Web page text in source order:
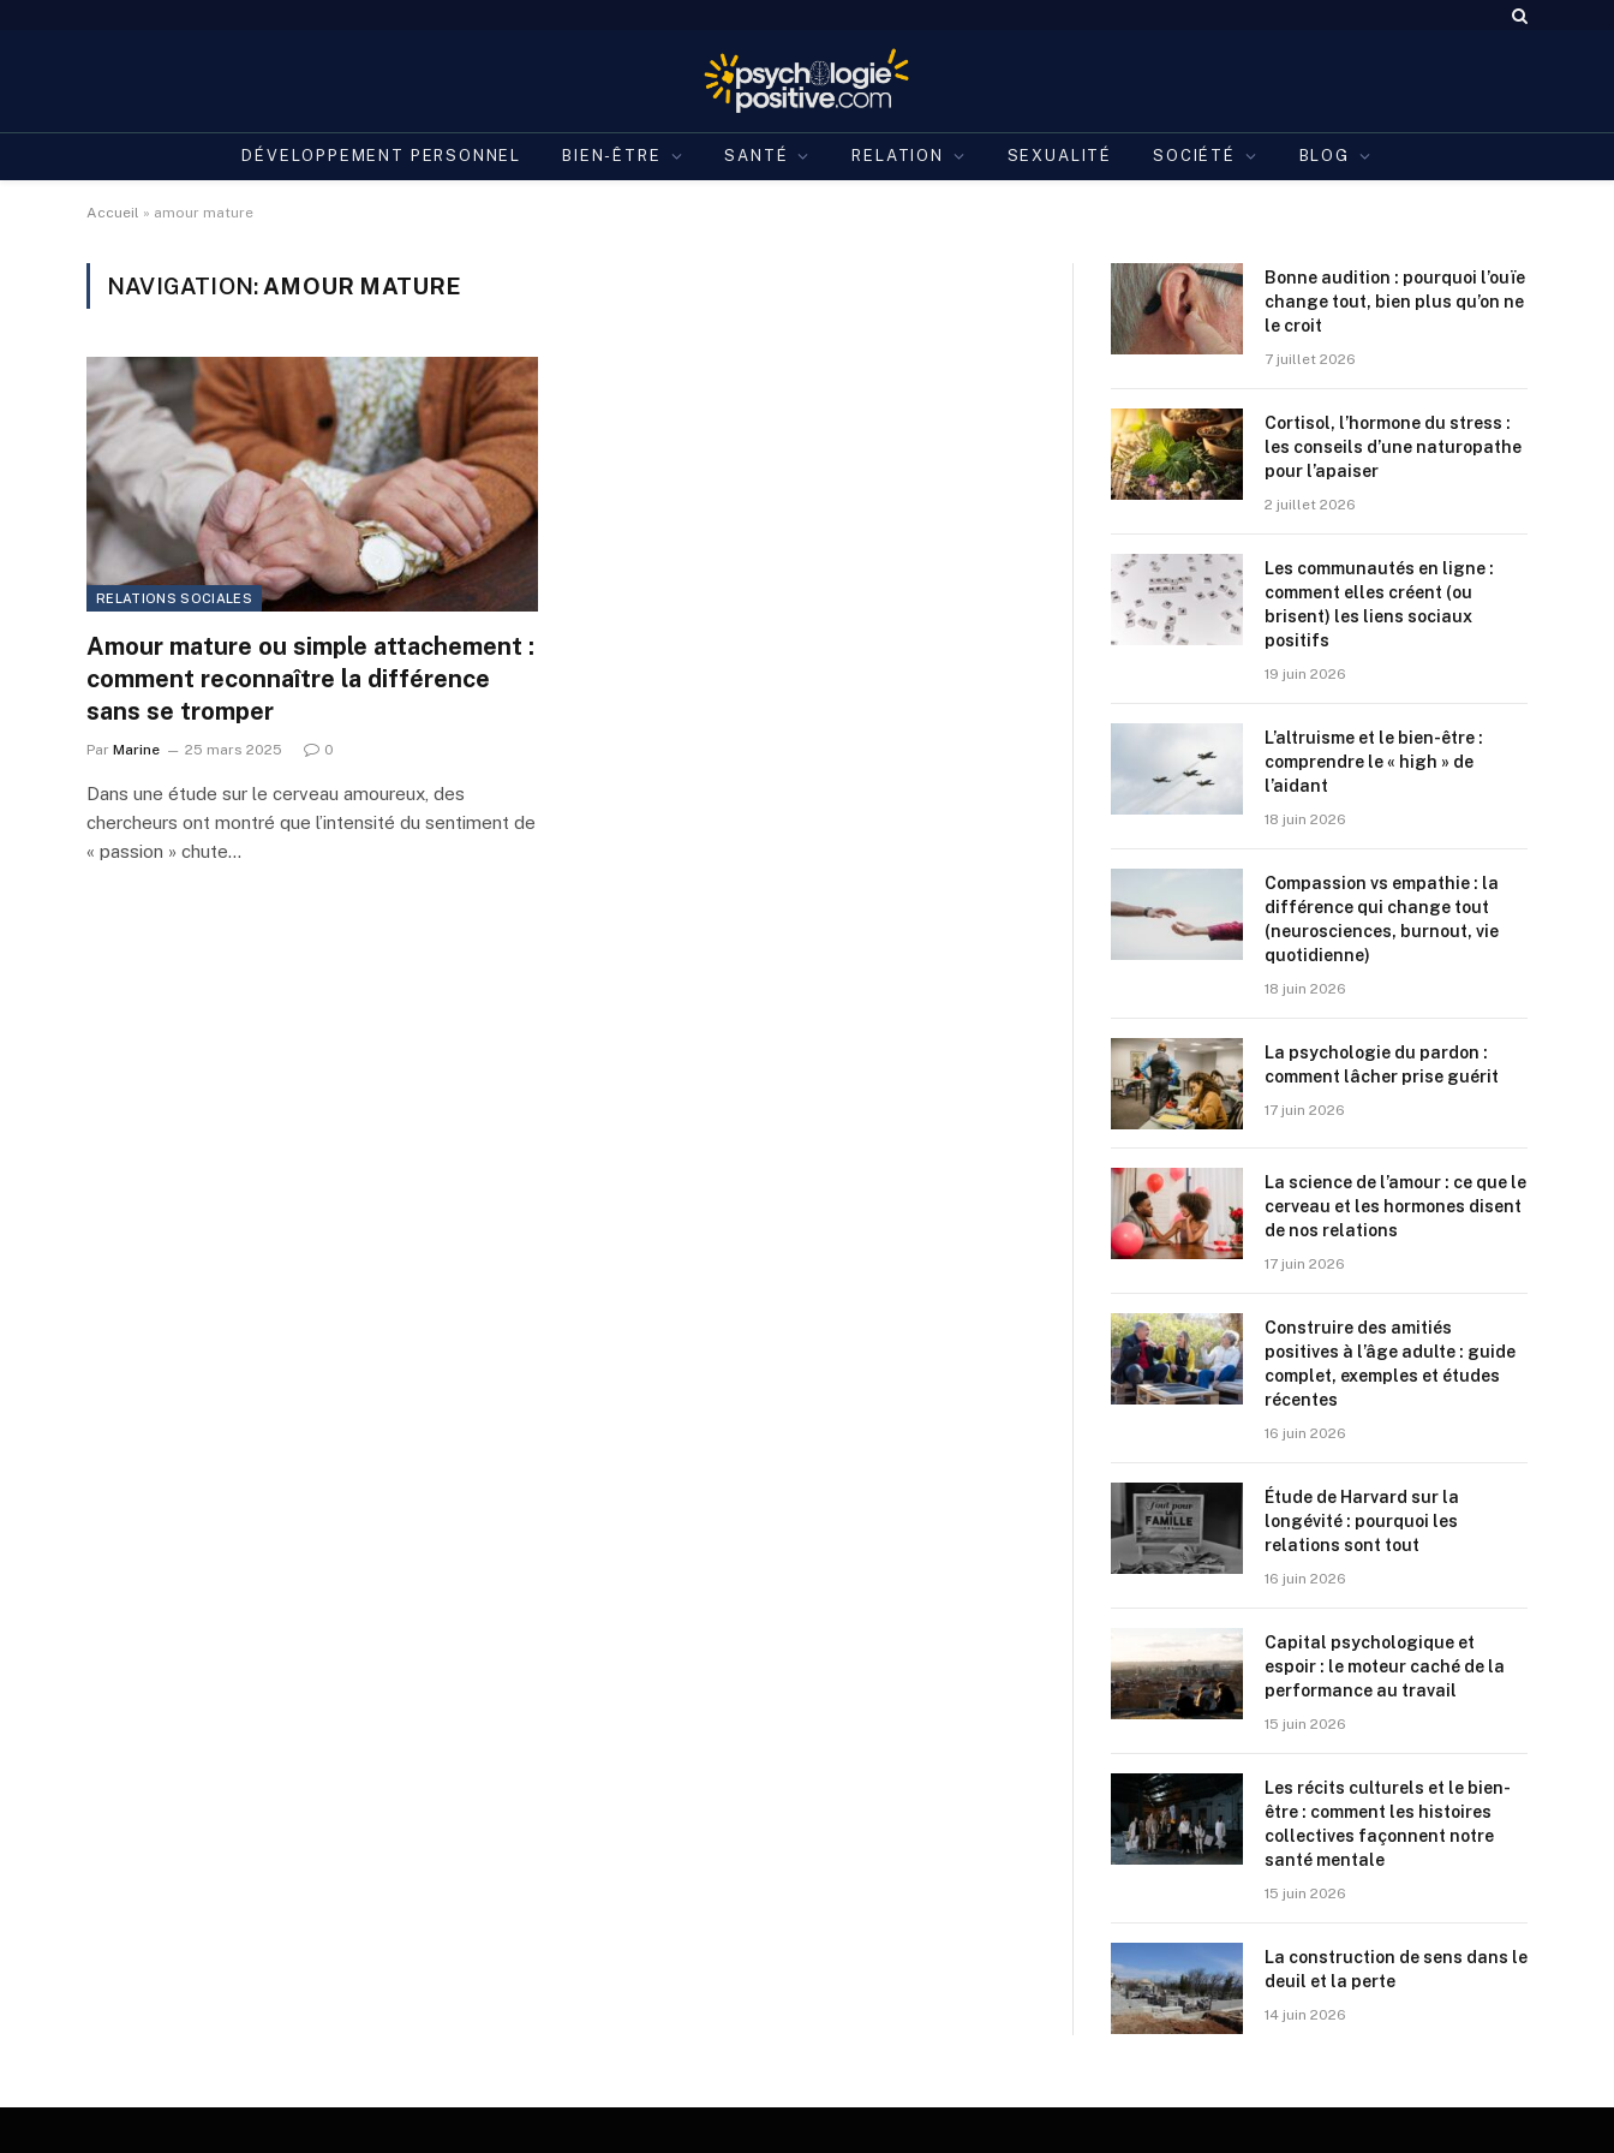
DÉVELOPPEMENT PERSONNEL BIEN-ÊTRE SANTÉ RELATION SEXUALITÉ SOCIÉTÉ BLOG
Accueil » amour mature
NAVIGATION: AMOUR MATURE
RELATIONS SOCIALES
Amour mature ou simple attachement :
comment reconnaître la différence
sans se tromper
Par Marine 25 mars 2025 0
Dans une étude sur le cerveau amoureux, des
chercheurs ont montré que l’intensité du sentiment de
« passion » chute…
Bonne audition : pourquoi l’ouïe
change tout, bien plus qu’on ne
le croit
7 juillet 2026
Cortisol, l’hormone du stress :
les conseils d’une naturopathe
pour l’apaiser
2 juillet 2026
Les communautés en ligne :
comment elles créent (ou
brisent) les liens sociaux
positifs
19 juin 2026
L’altruisme et le bien-être :
comprendre le « high » de
l’aidant
18 juin 2026
Compassion vs empathie : la
différence qui change tout
(neurosciences, burnout, vie
quotidienne)
18 juin 2026
La psychologie du pardon :
comment lâcher prise guérit
17 juin 2026
La science de l’amour : ce que le
cerveau et les hormones disent
de nos relations
17 juin 2026
Construire des amitiés
positives à l’âge adulte : guide
complet, exemples et études
récentes
16 juin 2026
Étude de Harvard sur la
longévité : pourquoi les
relations sont tout
16 juin 2026
Capital psychologique et
espoir : le moteur caché de la
performance au travail
15 juin 2026
Les récits culturels et le bien-
être : comment les histoires
collectives façonnent notre
santé mentale
15 juin 2026
La construction de sens dans le
deuil et la perte
14 juin 2026